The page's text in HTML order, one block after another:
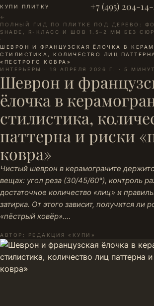
КУПИ ПЛИТКУ +7 (495) 204-14-
←
ПОЛНЫЙ ГИД ПО ПЛИТКЕ ПОД ДЕРЕВО:
SHADE, R-КЛАСС И ШОВ 1.5–2 ММ БЕЗ
·
ШЕВРОН И ФРАНЦУЗСКАЯ ЁЛОЧКА В
СТИЛИСТИКА, КОЛИЧЕСТВО ЛИЦ
«ПЕСТРОГО КОВРА»
ИНТЕРЬЕРЫ · 19 АПРЕЛЯ 2026 Г. · 5
Шеврон и
ёлочка в
стилистика,
паттерна и риски
ковра»
Чистый шеврон в керамограните
вещах: угол реза (30/45/60°), контроль
достаточное количество «лиц» и
затирка. От этого зависит, получится ли
«пёстрый ковёр».…
АВТОР: РЕДАКЦИЯ «КУПИ»